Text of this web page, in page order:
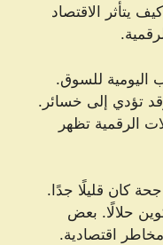
يتأثر الاقتصاد
اليومية للسوق.
تؤدي إلى خسائر.
الرقمية تظهر
كان قليلًا جدًا.
حلالًا. بعض
اقتصادية.